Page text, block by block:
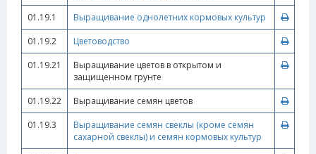
01.19.1
Выращивание однолетних кормовых культур
01.19.2
Цветоводство
01.19.21
Выращивание цветов в открытом и
защищенном грунте
01.19.22
Выращивание семян цветов
01.19.3
Выращивание семян свеклы (кроме семян
сахарной свеклы) и семян кормовых культур